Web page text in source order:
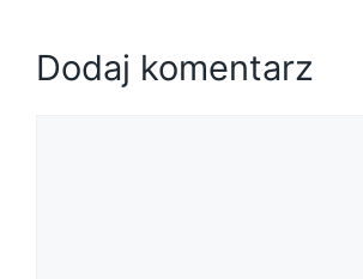
Dodaj komentarz